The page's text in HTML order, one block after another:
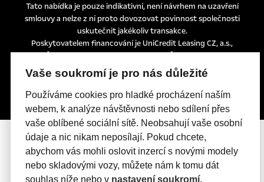
Tato nabídka je pouze indikativní, není návrhem na uzavření
smlouvy a nelze z ní proto dovozovat povinnost společnosti
uskutečnit jakékoliv transakce.
Poskytovatelem financování je UniCredit Leasing CZ, a.s.,
Želetavská 1525/1, 140 10 Praha 4, IČO: 15886492
Vaše soukromí je pro nás důležité
Používáme cookies pro hladké procházení naším
webem, k analýze návštěvnosti nebo sdílení přes
vaše oblíbené sociální sítě. Neobsahují vaše osobní
údaje a nic nikam neposílají. Pokud chcete,
abychom vás mohli oslovit inzercí s novými modely
nebo skladovými vozy, můžete nám k tomu dát
souhlas níže nebo v nastavení soukromí.